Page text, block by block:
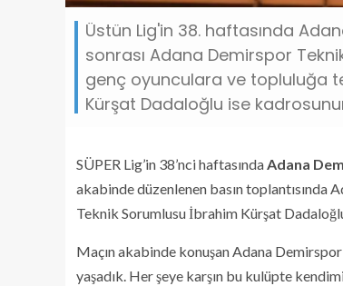
Üstün Lig'in 38. haftasında
sonrası Adana Demirspor
genç oyunculara ve topluluğa
Kürşat Dadaloğlu ise
SÜPER Lig’in 38’nci haftasındaAdana
akabinde düzenlenen basın
Teknik Sorumlusu İbrahim Kürşat
Maçın akabinde konuşan Adana
yaşadık. Her şeye karşın bu kulüpte